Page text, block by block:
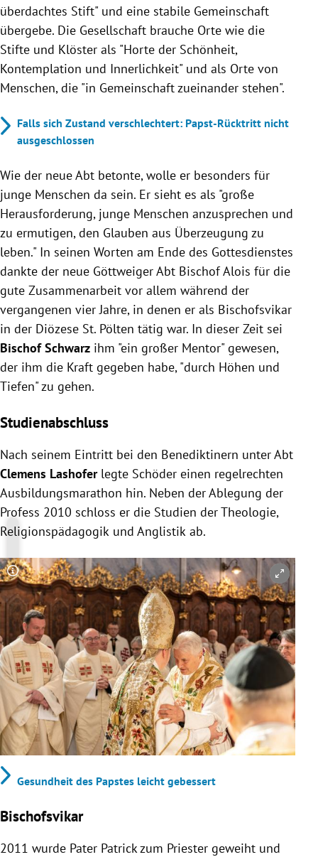
überdachtes Stift" und eine stabile Gemeinschaft
übergebe. Die Gesellschaft brauche Orte wie die
Stifte und Klöster als "Horte der Schönheit,
Kontemplation und Innerlichkeit" und als Orte von
Menschen, die "in Gemeinschaft zueinander stehen".
Falls sich Zustand verschlechtert: Papst-Rücktritt nicht
ausgeschlossen
Wie der neue Abt betonte, wolle er besonders für
junge Menschen da sein. Er sieht es als "große
Herausforderung, junge Menschen anzusprechen und
zu ermutigen, den Glauben aus Überzeugung zu
leben." In seinen Worten am Ende des Gottesdienstes
dankte der neue Göttweiger Abt Bischof Alois für die
gute Zusammenarbeit vor allem während der
vergangenen vier Jahre, in denen er als Bischofsvikar
in der Diözese St. Pölten tätig war. In dieser Zeit sei
Bischof Schwarz ihm "ein großer Mentor" gewesen,
der ihm die Kraft gegeben habe, "durch Höhen und
Tiefen" zu gehen.
Studienabschluss
Nach seinem Eintritt bei den Benediktinern unter Abt
Clemens Lashoferlegte Schöder einen regelrechten
Ausbildungsmarathon hin. Neben der Ablegung der
Profess 2010 schloss er die Studien derTheologie,
Religionspädagogik und Anglistik ab.
Copyright-Hinweis öffnen/schließen
Gesundheit des Papstes leicht gebessert
Bischofsvikar
2011 wurde Pater Patrick zum Priester geweiht und